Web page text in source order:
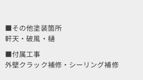
■その他塗装箇所
軒天・破風・樋
■付属工事
外壁クラック補修・シーリング補修